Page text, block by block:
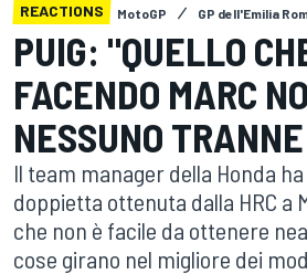
REACTIONS MotoGP GP dell'Emilia
PUIG: "QUELLO
FACENDO MARC
NESSUNO
Il team manager della Honda
doppietta ottenuta dalla HRC a
che non è facile da ottenere
cose girano nel migliore dei